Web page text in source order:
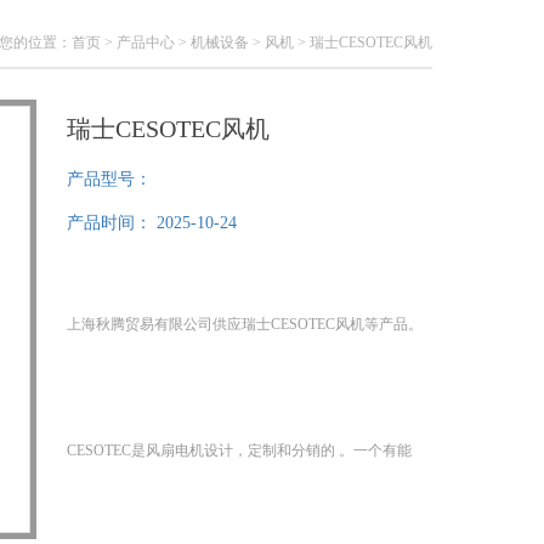
您的位置： 首页 > 产品中心 > 机械设备 > 风机 > 瑞士CESOTEC风机
瑞士CESOTEC风机
产品型号：
产品时间： 2025-10-24
上海秋腾贸易有限公司供应瑞士CESOTEC风机等产品。
CESOTEC是风扇电机设计，定制和分销的 。一个有能